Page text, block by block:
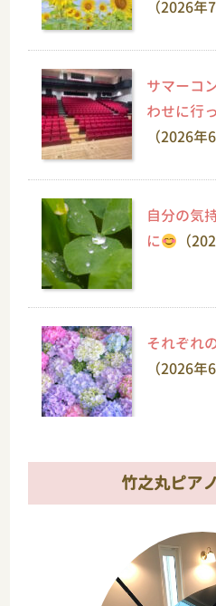
（2026年
サマーコ
わせに行
（2026年
自分の気
に
（
それぞれ
（2026年
竹之丸ピア